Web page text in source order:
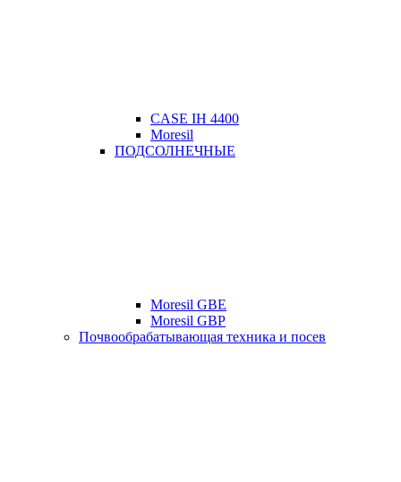
CASE IH 4400
Moresil
ПОДСОЛНЕЧНЫЕ
Moresil GBE
Moresil GBP
Почвообрабатывающая техника и посев